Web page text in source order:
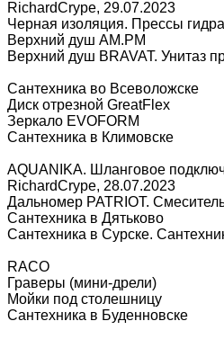
RichardCrype, 29.07.2023
Черная изоляция. Прессы
Верхний душ AM.PM
Верхний душ BRAVAT. Унитаз
Сантехника во Всеволожске
Диск отрезной GreatFlex
Зеркало EVOFORM
Сантехника в Климовске
AQUANIKA. Шланговое
RichardCrype, 28.07.2023
Дальномер PATRIOT.
Сантехника в Дятьково
Сантехника в Сурске.
RACO
Граверы (мини-дрели)
Мойки под столешницу
Сантехника в Буденновске